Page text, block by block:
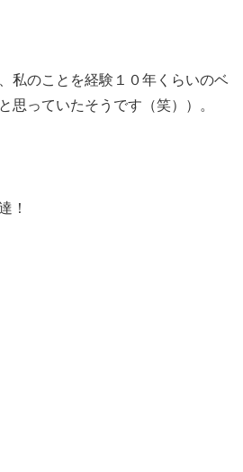
私のことを経験１０年くらいのベ
思っていたそうです（笑））。
！